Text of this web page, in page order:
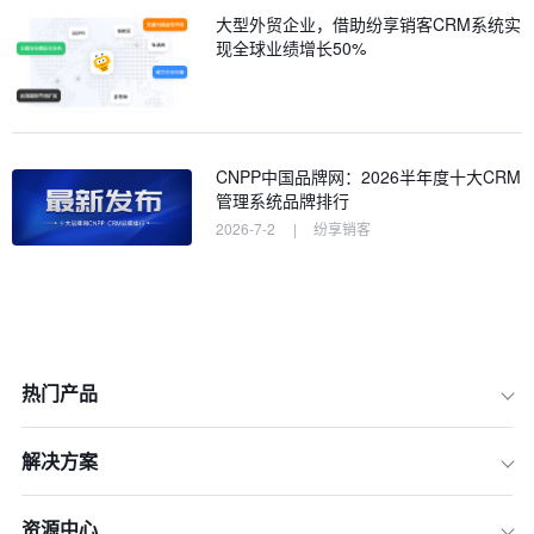
大型外贸企业，借助纷享销客CRM系统实
现全球业绩增长50%
CNPP中国品牌网：2026半年度十大CRM
管理系统品牌排行
2026-7-2 | 纷享销客
热门产品
解决方案
资源中心